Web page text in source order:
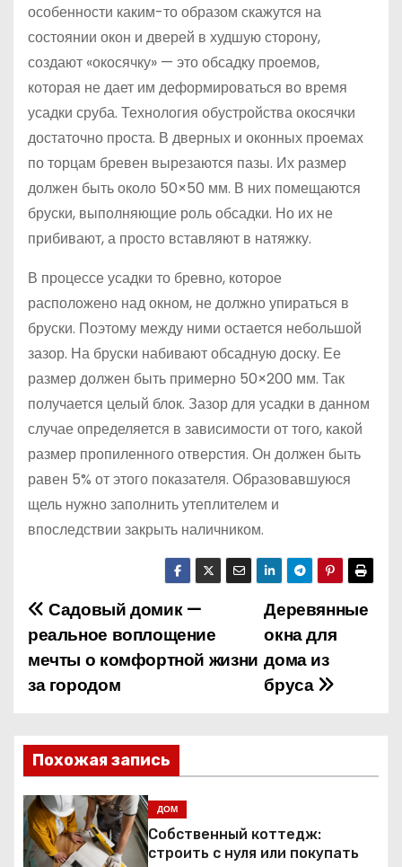
особенности каким-то образом скажутся на
состоянии окон и дверей в худшую сторону,
создают «окосячку» — это обсадку проемов,
которая не дает им деформироваться во время
усадки сруба. Технология обустройства окосячки
достаточно проста. В дверных и оконных проемах
по торцам бревен вырезаются пазы. Их размер
должен быть около 50×50 мм. В них помещаются
бруски, выполняющие роль обсадки. Но их не
прибивают, а просто вставляют в натяжку.
В процессе усадки то бревно, которое
расположено над окном, не должно упираться в
бруски. Поэтому между ними остается небольшой
зазор. На бруски набивают обсадную доску. Ее
размер должен быть примерно 50×200 мм. Так
получается целый блок. Зазор для усадки в данном
случае определяется в зависимости от того, какой
размер пропиленного отверстия. Он должен быть
равен 5% от этого показателя. Образовавшуюся
щель нужно заполнить утеплителем и
впоследствии закрыть наличником.
Н
а
в
г
а
ц
Деревянные
окна для
дома из
бруса
Садовый домик —
реальное воплощение
мечты о комфортной жизни
за городом
Похожая запись
ДОМ
Собственный коттедж:
строить с нуля или покупать